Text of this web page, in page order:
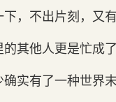
，不出片刻，又
其他人更‌是忙成了
实‌有‌了一种世界